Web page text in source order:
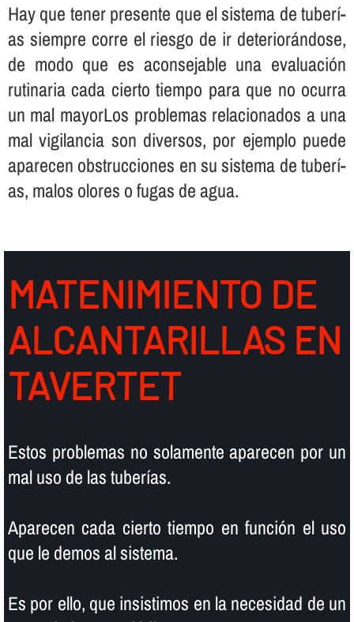
Hay que tener presente que el sistema de tuberí­
as siempre corre el riesgo de ir deteriorándose,
de modo que es aconsejable una evaluación
rutinaria cada cierto tiempo para que no ocurra
un mal mayorLos problemas relacionados a una
mal vigilancia son diversos, por ejemplo puede
aparecen obstrucciones en su sistema de tuberí­
as, malos olores o fugas de agua.
MATENIMIENTO DE
ALCANTARILLAS EN
TAVERTET
Estos problemas no solamente aparecen por un
mal uso de las tuberí­as.
Aparecen cada cierto tiempo en función el uso
que le demos al sistema.
Es por ello, que insistimos en la necesidad de un